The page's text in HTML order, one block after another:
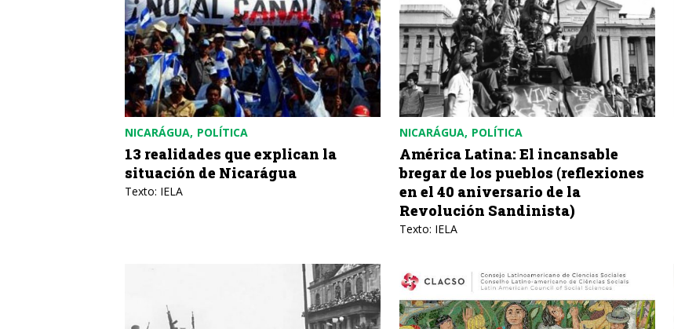
NICARÁGUA POLÍTICA
13 realidades que explican la
situación de Nicarágua
Texto: IELA
NICARÁGUA POLÍTICA
América Latina: El incansable
bregar de los pueblos (reflexiones
en el 40 aniversario de la
Revolución Sandinista)
Texto: IELA